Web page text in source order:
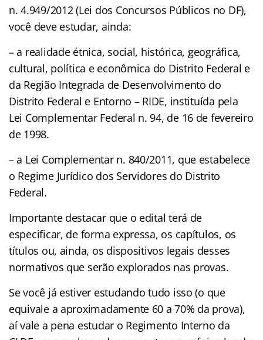
n. 4.949/2012 (Lei dos Concursos Públicos no DF),
você deve estudar, ainda:
– a realidade étnica, social, histórica, geográfica,
cultural, política e econômica do Distrito Federal e
da Região Integrada de Desenvolvimento do
Distrito Federal e Entorno – RIDE, instituída pela
Lei Complementar Federal n. 94, de 16 de fevereiro
de 1998.
– a Lei Complementar n. 840/2011, que estabelece
o Regime Jurídico dos Servidores do Distrito
Federal.
Importante destacar que o edital terá de
especificar, de forma expressa, os capítulos, os
títulos ou, ainda, os dispositivos legais desses
normativos que serão explorados nas provas.
Se você já estiver estudando tudo isso (o que
equivale a aproximadamente 60 a 70% da prova),
aí vale a pena estudar o Regimento Interno da